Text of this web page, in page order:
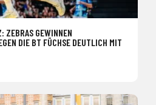
ZEBRAS GEWINNEN
DIE BT FÜCHSE DEUTLICH MIT